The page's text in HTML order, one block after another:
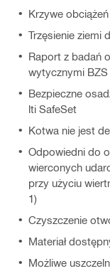
Krzywe
Trzęsienie ziemi
Raport z badań
wytycznymi BZS
Bezpieczne
lti SafeSet
Kotwa nie jest
Odpowiedni do
wierconych
przy użyciu
1)
Czyszczenie
Materiał
Możliwe